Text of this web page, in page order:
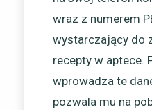
wraz z numerem
wystarczający do
recepty w aptece.
wprowadza te
pozwala mu na